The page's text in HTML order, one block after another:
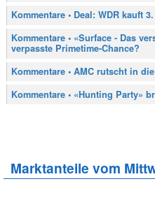
Kommentare • Deal: WDR kauft
Kommentare • «Surface - Das
verpasste Primetime-Chance?
Kommentare • AMC rutscht in
Kommentare • «Hunting Party»
Marktanteile vom